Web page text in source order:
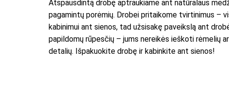
Atspausdintą drobę aptraukiame ant natūralaus
pagamintų porėmių. Drobei pritaikome tvirtinimus –
kabinimui ant sienos, tad užsisakę paveikslą ant
papildomų rūpesčių – jums nereikės ieškoti rėmelių
detalių. Išpakuokite drobę ir kabinkite ant sienos!